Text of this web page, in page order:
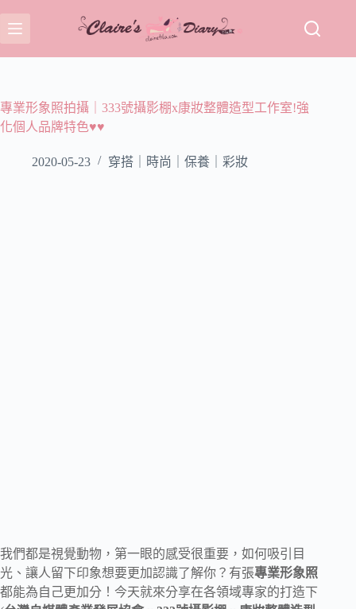
至
主
容
專業形象照拍攝｜333號攝影棚x康妝整體造型工作室!強
化個人品牌特色♥♥
2020-05-23 穿搭｜時尚｜保養｜彩妝
我們都是視覺動物，第一眼的感受很重要，如何吸引目
光、讓人留下印象想要更加認識了解你？有張專業形象照
都能為自己更加分！今天就來分享在各領域專家的打造下